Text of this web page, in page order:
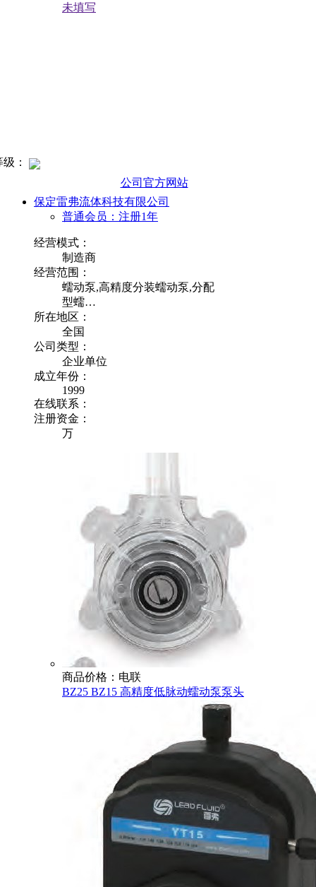
未填写
：
公司官方网站
保定雷弗流体科技有限公司
普通会员：注册1年
经营模式：
制造商
经营范围：
蠕动泵,高精度分装蠕动泵,分配
型蠕…
所在地区：
全国
公司类型：
企业单位
成立年份：
1999
在线联系：
注册资金：
万
商品价格：电联
BZ25 BZ15 高精度低脉动蠕动泵泵头